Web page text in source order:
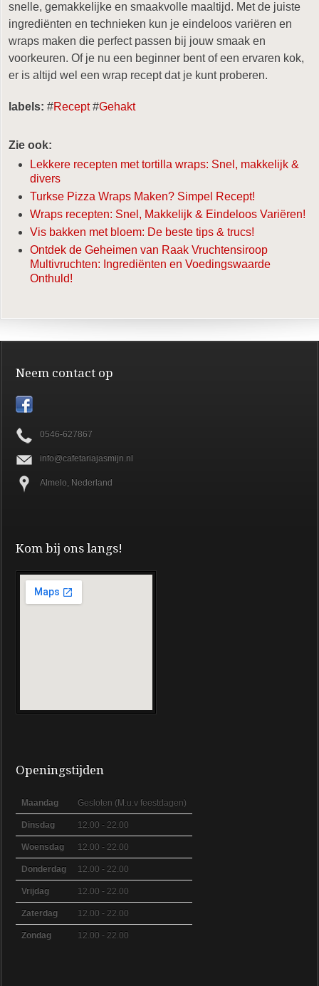
snelle, gemakkelijke en smaakvolle maaltijd. Met de juiste
ingrediënten en technieken kun je eindeloos variëren en
wraps maken die perfect passen bij jouw smaak en
voorkeuren. Of je nu een beginner bent of een ervaren kok,
er is altijd wel een wrap recept dat je kunt proberen.
labels: #Recept#Gehakt
Zie ook:
Lekkere recepten met tortilla wraps: Snel, makkelijk &
divers
Turkse Pizza Wraps Maken? Simpel Recept!
Wraps recepten: Snel, Makkelijk & Eindeloos Variëren!
Vis bakken met bloem: De beste tips & trucs!
Ontdek de Geheimen van Raak Vruchtensiroop
Multivruchten: Ingrediënten en Voedingswaarde
Onthuld!
Neem contact op
0546-627867
info@cafetariajasmijn.nl
Almelo, Nederland
Kom bij ons langs!
Openingstijden
Maandag Gesloten (M.u.v feestdagen)
Dinsdag 12.00 - 22.00
Woensdag 12.00 - 22.00
Donderdag 12.00 - 22.00
Vrijdag 12.00 - 22.00
Zaterdag 12.00 - 22.00
Zondag 12.00 - 22.00